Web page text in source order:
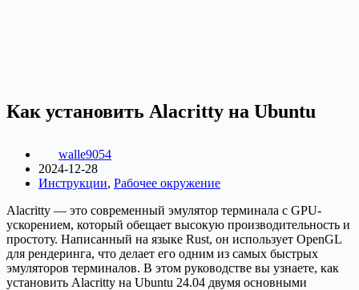
Как установить Alacritty на Ubuntu
walle9054
2024-12-28
Инструкции, Рабочее окружение
Alacritty — это современный эмулятор терминала с GPU-
ускорением, который обещает высокую производительность и
простоту. Написанный на языке Rust, он использует OpenGL
для рендеринга, что делает его одним из самых быстрых
эмуляторов терминалов. В этом руководстве вы узнаете, как
установить Alacritty на Ubuntu 24.04 двумя основными